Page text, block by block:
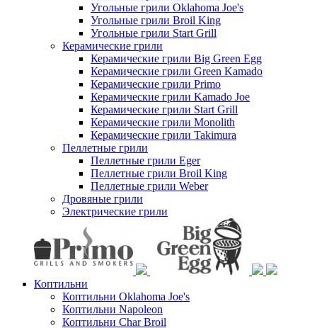
Угольные грили Oklahoma Joe's
Угольные грили Broil King
Угольные грили Start Grill
Керамические грили
Керамические грили Big Green Egg
Керамические грили Green Kamado
Керамические грили Primo
Керамические грили Kamado Joe
Керамические грили Start Grill
Керамические грили Monolith
Керамические грили Takimura
Пеллетные грили
Пеллетные грили Eger
Пеллетные грили Broil King
Пеллетные грили Weber
Дровяные грили
Электрические грили
Коптильни
Коптильни Oklahoma Joe's
Коптильни Napoleon
Коптильни Char Broil